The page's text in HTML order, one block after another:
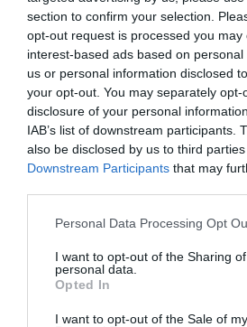
section to confirm your selection.
opt-out request is processed you may
interest-based ads based on
us or personal information disclosed
your opt-out. You may separately
disclosure of your personal
IAB’s list of downstream participants.
also be disclosed by us to third
Downstream Participants that may
Please note that this website/app
not limited to your visit or usage
grant or deny consent to Google and
use your data for below specified
consent section.
Personal Data Processing Opt
I want to opt-out of the Sharing
personal data.
Opted In
I want to opt-out of the Sale of my
Μαργαρίτη Σχοινά
Πάρος: Τι ανέφερε ο ιδιοκτήτης
τραγωδία με το 4χρονο αγόρι
Η στιγμή που ρεπόρτερ σώζει μια
Κουβαρά
Μαρινάκης κατά Τσίπρα: Θυμίζει
αλλά συγκρούστηκα μαζί τους»
δοθούν σε 10 μέρες από σήμερα - 79
Πόρτο Γερμενό»
Forbes: «Καλή και οικονομικά